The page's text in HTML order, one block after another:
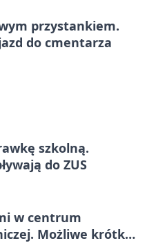
przystankiem.
do cmentarza
szkolną.
do ZUS
w centrum
Możliwe krótkie